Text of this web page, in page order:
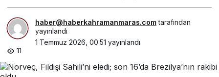
haber@haberkahramanmaras.comtarafından
yayınlandı
1 Temmuz 2026, 00:51 yayınlandı
11